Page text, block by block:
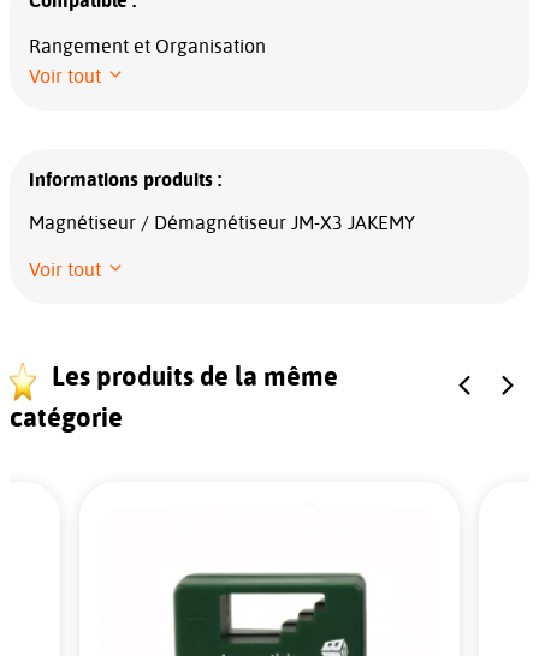
Rangement et Organisation
Voir tout
Informations produits :
Magnétiseur / Démagnétiseur JM-X3 JAKEMY
Voir tout
Les produits de la même
catégorie